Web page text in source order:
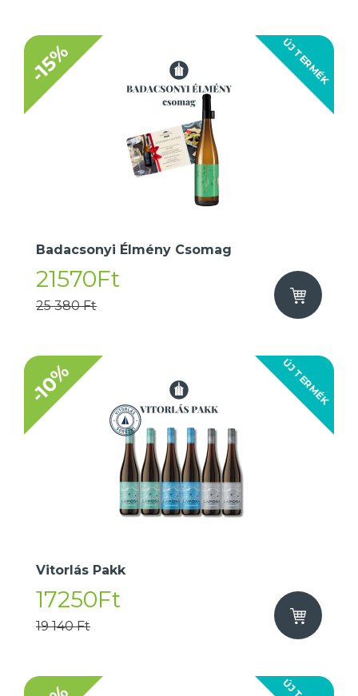
ÚJ TERMÉK
-15%
Badacsonyi Élmény Csomag
21570Ft
25 380 Ft
ÚJ TERMÉK
-10%
Vitorlás Pakk
17250Ft
19 140 Ft